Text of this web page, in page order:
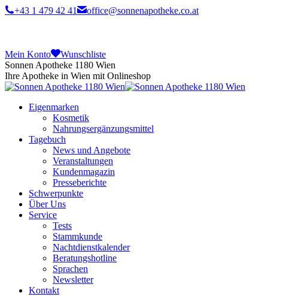
+43 1 479 42 41 office@sonnenapotheke.co.at
Mein Konto
Wunschliste
Sonnen Apotheke 1180 Wien
Ihre Apotheke in Wien mit Onlineshop
Eigenmarken
Kosmetik
Nahrungsergänzungsmittel
Tagebuch
News und Angebote
Veranstaltungen
Kundenmagazin
Presseberichte
Schwerpunkte
Über Uns
Service
Tests
Stammkunde
Nachtdienstkalender
Beratungshotline
Sprachen
Newsletter
Kontakt